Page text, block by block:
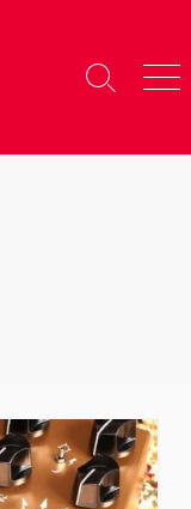
検
り
メ
ー